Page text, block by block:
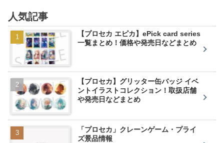
人気記事
【プロセカ エピカ】ePick card series
一覧まとめ！価格や発売日などまとめ
【プロセカ】グリッター缶バッジ イベ
ントイラストコレクション！取扱店舗
や発売日などまとめ
「プロセカ」クレーンゲーム・プライ
ズ景品情報